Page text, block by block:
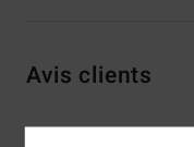
Avis clients